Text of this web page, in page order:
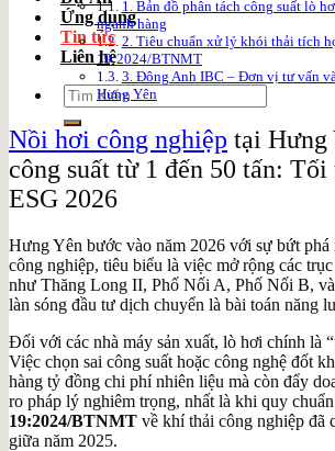
Ứng dụng
Tin tức
Liên hệ
Search
for:
1. Bản đồ phân tách công suất lò
ngành hàng
2. Tiêu chuẩn xử lý khói thải tích
19:2024/BTNMT
3. Đông Anh IBC – Đơn vị tư vấn
Hưng Yên
Nồi hơi công nghiệp tại Hưng
công suất từ 1 đến 50 tấn:
ESG 2026
Hưng Yên bước vào năm 2026 với sự bứt phá
công nghiệp, tiêu biểu là việc mở rộng các
như Thăng Long II, Phố Nối A, Phố Nối B,
làn sóng đầu tư dịch chuyển là bài toán năng
Đối với các nhà máy sản xuất, lò hơi chính là
Việc chọn sai công suất hoặc công nghệ đốt
hàng tỷ đồng chi phí nhiên liệu mà còn đẩy
ro pháp lý nghiêm trọng, nhất là khi quy chuẩn
19:2024/BTNMT về khí thải công nghiệp đã
giữa năm 2025.